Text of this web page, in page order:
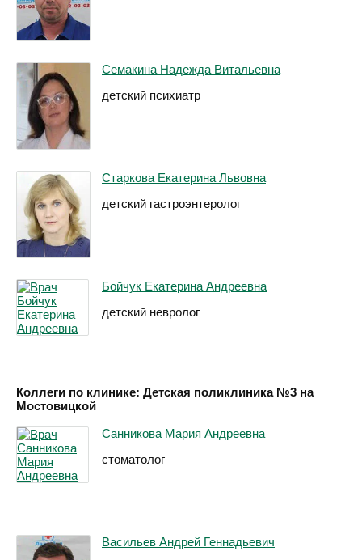
Семакина Надежда Витальевна
детский психиатр
Старкова Екатерина Львовна
детский гастроэнтеролог
Бойчук Екатерина Андреевна
детский невролог
Коллеги по клинике: Детская поликлиника №3 на
Мостовицкой
Санникова Мария Андреевна
стоматолог
Васильев Андрей Геннадьевич